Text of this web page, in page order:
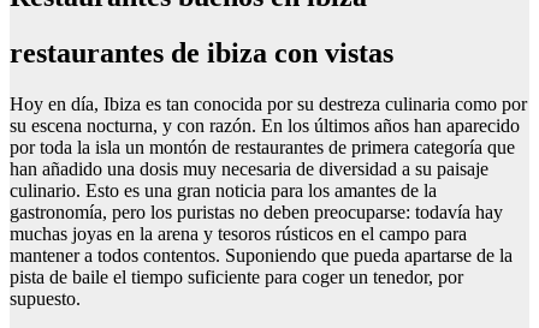
restaurantes de ibiza con vistas
Hoy en día, Ibiza es tan conocida por su destreza culinaria como por
su escena nocturna, y con razón. En los últimos años han aparecido
por toda la isla un montón de restaurantes de primera categoría que
han añadido una dosis muy necesaria de diversidad a su paisaje
culinario. Esto es una gran noticia para los amantes de la
gastronomía, pero los puristas no deben preocuparse: todavía hay
muchas joyas en la arena y tesoros rústicos en el campo para
mantener a todos contentos. Suponiendo que pueda apartarse de la
pista de baile el tiempo suficiente para coger un tenedor, por
supuesto.